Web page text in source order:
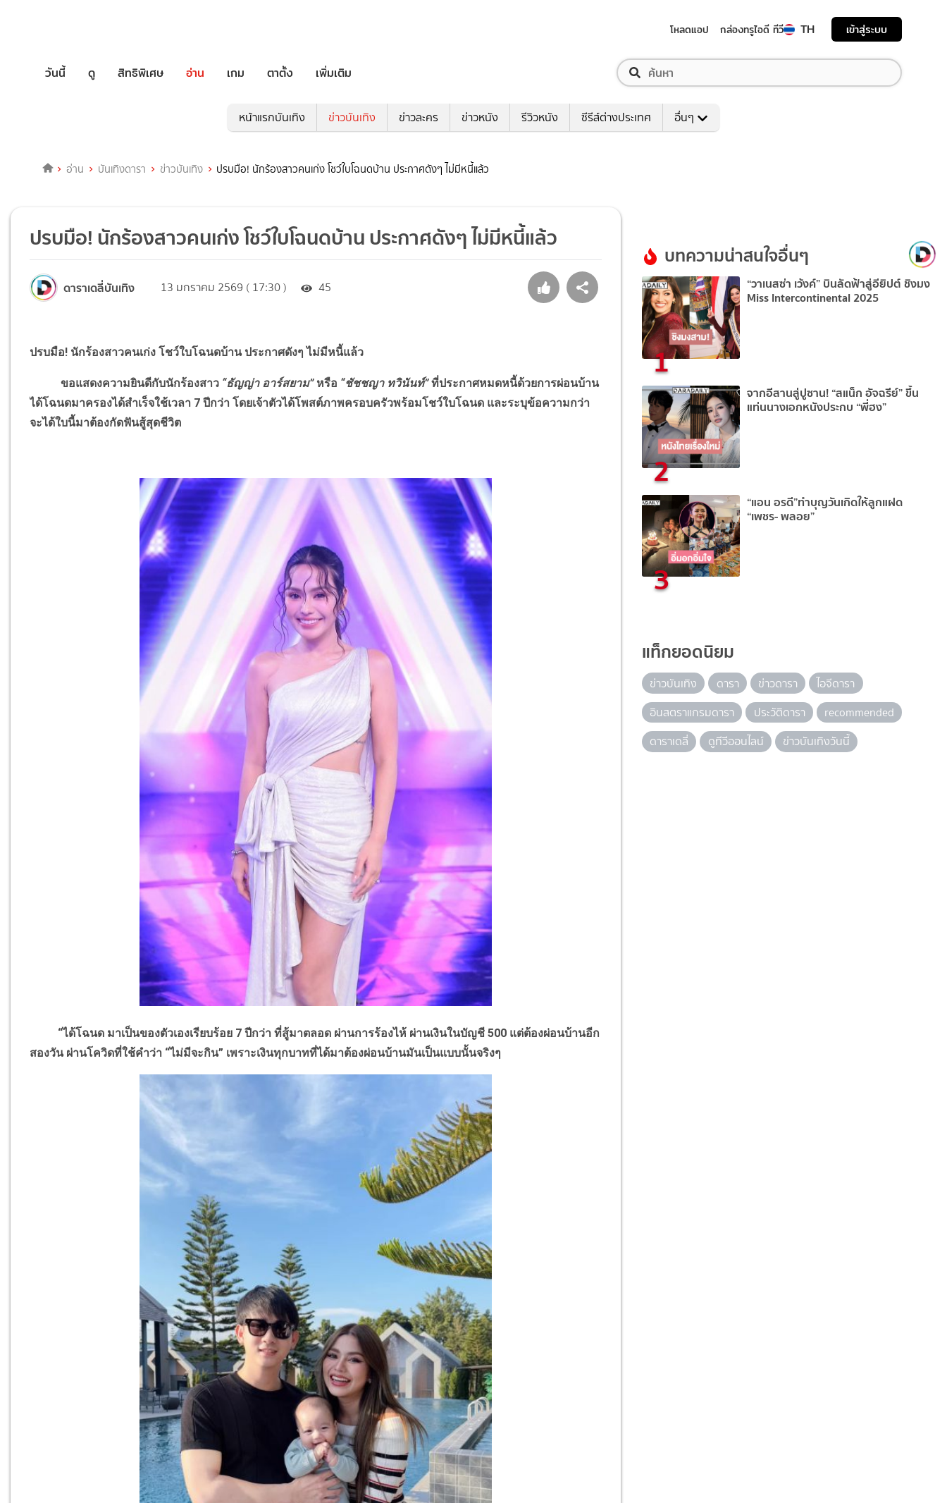
โหลดแอป กล่องทรูไอดี ทีวี TH เข้าสู่ระบบ
วันนี้ ดู สิทธิพิเศษ อ่าน เกม ตาตั้ง เพิ่มเติม
หน้าแรกบันเทิง ข่าวบันเทิง ข่าวละคร ข่าวหนัง รีวิวหนัง ซีรีส์ต่างประเทศ อื่นๆ
อ่าน บันเทิงดารา ข่าวบันเทิง ปรบมือ! นักร้องสาวคนเก่ง โชว์ใบโฉนดบ้าน ประกาศดังๆ ไม่มีหนี้แล้ว
ปรบมือ! นักร้องสาวคนเก่ง โชว์ใบโฉนดบ้าน ประกาศดังๆ ไม่มีหนี้แล้ว
ดาราเดลี่บันเทิง 13 มกราคม 2569 ( 17:30 ) 45
ปรบมือ! นักร้องสาวคนเก่ง โชว์ใบโฉนดบ้าน ประกาศดังๆ ไม่มีหนี้แล้ว
ขอแสดงความยินดีกับนักร้องสาว “ธัญญ่า อาร์สยาม”หรือ “ชัชชญา ทวินันท์”ที่ประกาศหมดหนี้ด้วยการผ่อนบ้าน
ได้โฉนดมาครองได้สำเร็จใช้เวลา 7 ปีกว่า โดยเจ้าตัวได้โพสต์ภาพครอบครัวพร้อมโชว์ใบโฉนด และระบุข้อความกว่า
จะได้ใบนี้มาต้องกัดฟันสู้สุดชีวิต
“ได้โฉนด มาเป็นของตัวเองเรียบร้อย 7 ปีกว่า ที่สู้มาตลอด ผ่านการร้องไห้ ผ่านเงินในบัญชี 500 แต่ต้องผ่อนบ้านอีก
สองวัน ผ่านโควิดที่ใช้คำว่า “ไม่มีจะกิน” เพราะเงินทุกบาทที่ได้มาต้องผ่อนบ้านมันเป็นแบบนั้นจริงๆ
บทความน่าสนใจอื่นๆ
1
“วาเนสซ่า เว้งค์” บินลัดฟ้าสู่อียิปต์ ชิงมง
Miss Intercontinental 2025
2
จากอีสานสู่ปูซาน! “สแน็ก อัจฉรีย์” ขึ้น
แท่นนางเอกหนังประกบ “พี่ฮง”
3
“แอน อรดี”ทำบุญวันเกิดให้ลูกแฝด
“เพชร- พลอย”
แท็กยอดนิยม
ข่าวบันเทิง ดารา ข่าวดารา
ไอจีดารา
อินสตราแกรมดารา
ประวัติดารา
recommended
ดาราเดลี่
ดูทีวีออนไลน์ ข่าวบันเทิงวันนี้